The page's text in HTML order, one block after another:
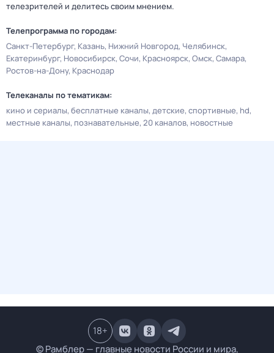
телезрителей и делитесь своим мнением.
Телепрограмма по городам:
Санкт-Петербург Казань Нижний Новгород Челябинск
Екатеринбург Новосибирск Сочи Красноярск Омск Самара
Ростов-на-Дону Краснодар
Телеканалы по тематикам:
кино и сериалы бесплатные каналы детские спортивные hd
местные каналы познавательные 20 каналов новостные
© Рамблер — главные новости России и мира,
18+